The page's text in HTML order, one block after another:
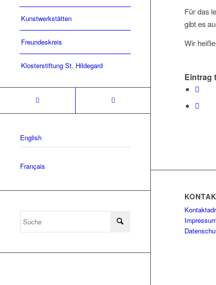
Kunstwerkstätten
Freundeskreis
Klosterstiftung St. Hildegard
English
Français
Für das
gibt es
Wir
Eintrag
Impressum